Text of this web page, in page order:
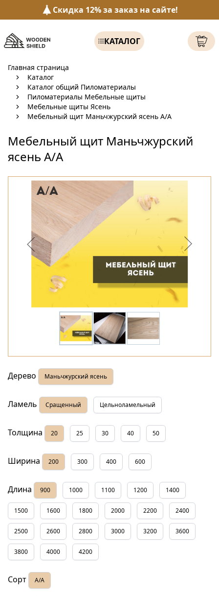
Скидка 12% за заказ на сайте!
КАТАЛОГ
Главная страница
Каталог
Каталог общий Пиломатериалы
Пиломатериалы Мебельные щиты
Мебельные щиты Ясень
Мебельный щит Маньчжурский ясень А/А
Мебельный щит Маньчжурский
ясень А/А
Дерево Маньчжурский ясень
Ламель Сращенный Цельноламельный
Толщина 20 25 30 40 50
Ширина 200 300 400 600
Длина 900 1000 1100 1200 1400
1500 1600 1800 2000 2200 2400
2500 2600 2800 3000 3200 3600
3800 4000 4200
Сорт А/А